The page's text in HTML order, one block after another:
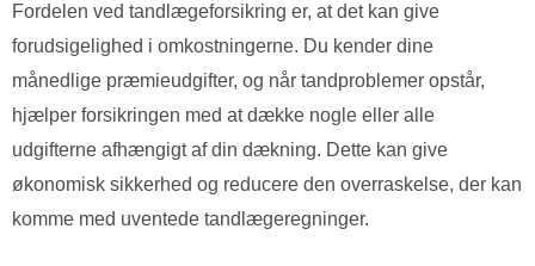
Fordelen ved tandlægeforsikring er, at det kan give
forudsigelighed i omkostningerne. Du kender dine
månedlige præmieudgifter, og når tandproblemer opstår,
hjælper forsikringen med at dække nogle eller alle
udgifterne afhængigt af din dækning. Dette kan give
økonomisk sikkerhed og reducere den overraskelse, der kan
komme med uventede tandlægeregninger.